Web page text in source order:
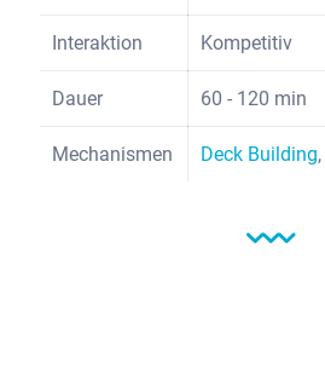
Interaktion Kompetitiv
Dauer 60 - 120 min
Mechanismen Deck Building,